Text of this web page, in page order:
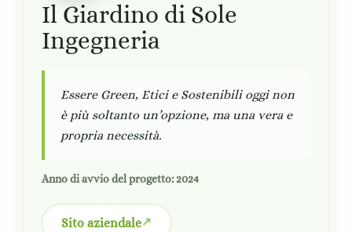
Il Giardino di Sole
Ingegneria
Essere Green, Etici e Sostenibili oggi non
è più soltanto un’opzione, ma una vera e
propria necessità.
Anno di avvio del progetto: 2024
Sito aziendale